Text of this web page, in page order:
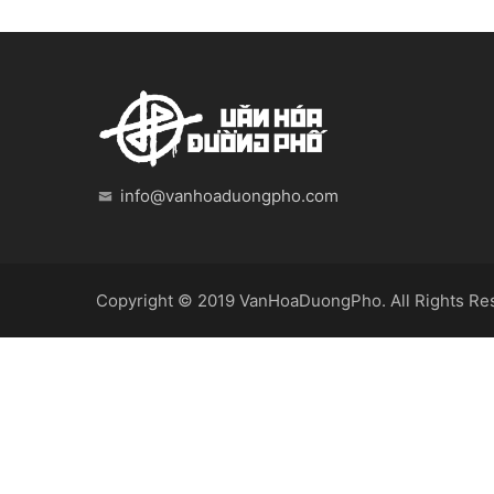
info@vanhoaduongpho.com
Copyright © 2019 VanHoaDuongPho. All Rights